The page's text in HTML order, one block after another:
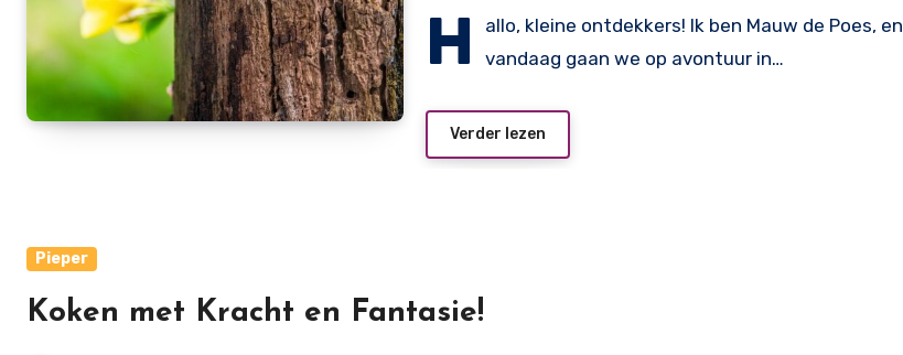
H
allo, kleine ontdekkers! Ik ben Mauw de Poes, en
vandaag gaan we op avontuur in…
Verder lezen
Pieper
Koken met Kracht en Fantasie!